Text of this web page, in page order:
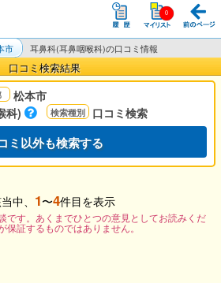
市 耳鼻科(耳鼻咽喉科)の口コミ情報
口コミ検索結果
松本市
科)
口コミ検索
ミ以外も検索する
中、 1〜4件目を表示
です。あくまでひとつの意見としてお読みくだ
保証するものではありません。